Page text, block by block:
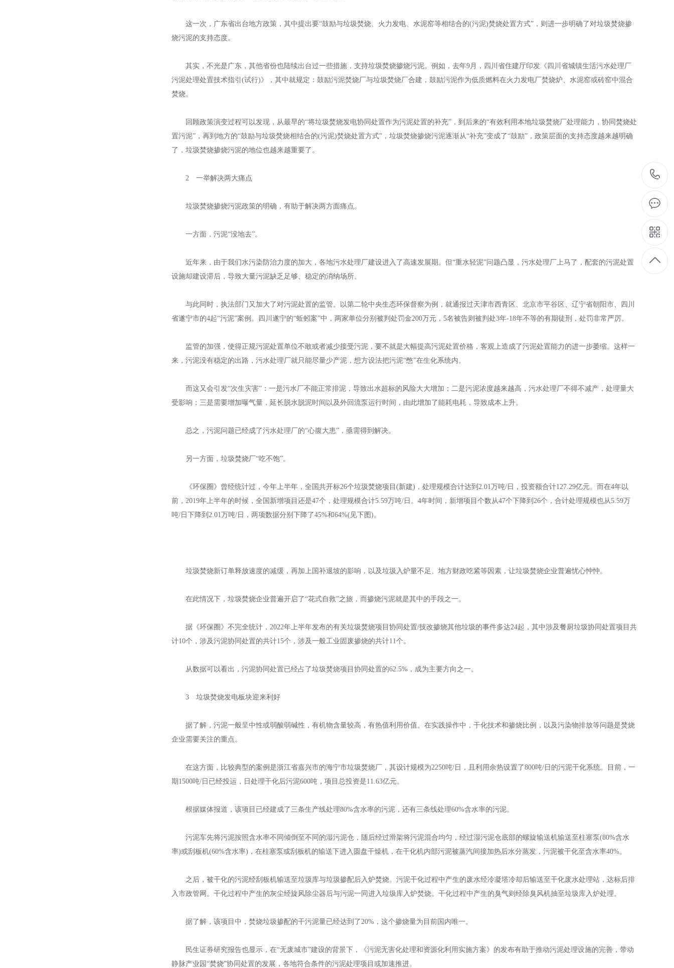
这一次，广东省出台地方政策，其中提出要“鼓励与垃圾焚烧、火力发电、水泥窑等相结合的(污泥)焚烧处置方式”，则进一步明确了对垃圾焚烧掺
烧污泥的支持态度。
其实，不光是广东，其他省份也陆续出台过一些措施，支持垃圾焚烧掺烧污泥。例如，去年9月，四川省住建厅印发《四川省城镇生活污水处理厂
污泥处理处置技术指引(试行)》，其中就规定：鼓励污泥焚烧厂与垃圾焚烧厂合建，鼓励污泥作为低质燃料在火力发电厂焚烧炉、水泥窑或砖窑中混合
焚烧。
回顾政策演变过程可以发现，从最早的“将垃圾焚烧发电协同处置作为污泥处置的补充”，到后来的“有效利用本地垃圾焚烧厂处理能力，协同焚烧处
置污泥”，再到地方的“鼓励与垃圾焚烧相结合的(污泥)焚烧处置方式”，垃圾焚烧掺烧污泥逐渐从“补充”变成了“鼓励”，政策层面的支持态度越来越明确
了，垃圾焚烧掺烧污泥的地位也越来越重要了。
2 一举解决两大痛点
垃圾焚烧掺烧污泥政策的明确，有助于解决两方面痛点。
一方面，污泥“没地去”。
近年来，由于我们水污染防治力度的加大，各地污水处理厂建设进入了高速发展期。但“重水轻泥”问题凸显，污水处理厂上马了，配套的污泥处置
设施却建设滞后，导致大量污泥缺乏足够、稳定的消纳场所。
与此同时，执法部门又加大了对污泥处置的监管。以第二轮中央生态环保督察为例，就通报过天津市西青区、北京市平谷区、辽宁省朝阳市、四川
省遂宁市的4起“污泥”案例。四川遂宁的“蚯蚓案”中，两家单位分别被判处罚金200万元，5名被告则被判处3年-18年不等的有期徒刑，处罚非常严厉。
监管的加强，使得正规污泥处置单位不敢或者减少接受污泥，要不就是大幅提高污泥处置价格，客观上造成了污泥处置能力的进一步萎缩。这样一
来，污泥没有稳定的出路，污水处理厂就只能尽量少产泥，想方设法把污泥“憋”在生化系统内。
而这又会引发“次生灾害”：一是污水厂不能正常排泥，导致出水超标的风险大大增加；二是污泥浓度越来越高，污水处理厂不得不减产，处理量大
受影响；三是需要增加曝气量，延长脱水脱泥时间以及外回流泵运行时间，由此增加了能耗电耗，导致成本上升。
总之，污泥问题已经成了污水处理厂的“心腹大患”，亟需得到解决。
另一方面，垃圾焚烧厂“吃不饱”。
《环保圈》曾经统计过，今年上半年，全国共开标26个垃圾焚烧项目(新建)，处理规模合计达到2.01万吨/日，投资额合计127.29亿元。而在4年以
前，2019年上半年的时候，全国新增项目还是47个，处理规模合计5.59万吨/日。4年时间，新增项目个数从47个下降到26个，合计处理规模也从5.59万
吨/日下降到2.01万吨/日，两项数据分别下降了45%和64%(见下图)。
垃圾焚烧新订单释放速度的减缓，再加上国补退坡的影响，以及垃圾入炉量不足、地方财政吃紧等因素，让垃圾焚烧企业普遍忧心忡忡。
在此情况下，垃圾焚烧企业普遍开启了“花式自救”之旅，而掺烧污泥就是其中的手段之一。
据《环保圈》不完全统计，2022年上半年发布的有关垃圾焚烧项目协同处置/技改掺烧其他垃圾的事件多达24起，其中涉及餐厨垃圾协同处置项目共
计10个，涉及污泥协同处置的共计15个，涉及一般工业固废掺烧的共计11个。
从数据可以看出，污泥协同处置已经占了垃圾焚烧项目协同处置的62.5%，成为主要方向之一。
3 垃圾焚烧发电板块迎来利好
据了解，污泥一般呈中性或弱酸弱碱性，有机物含量较高，有热值利用价值。在实践操作中，干化技术和掺烧比例，以及污染物排放等问题是焚烧
企业需要关注的重点。
在这方面，比较典型的案例是浙江省嘉兴市的海宁市垃圾焚烧厂，其设计规模为2250吨/日，且利用余热设置了800吨/日的污泥干化系统。目前，一
期1500吨/日已经投运，日处理干化后污泥600吨，项目总投资是11.63亿元。
根据媒体报道，该项目已经建成了三条生产线处理80%含水率的污泥，还有三条线处理60%含水率的污泥。
污泥车先将污泥按照含水率不同倾倒至不同的湿污泥仓，随后经过滑架将污泥混合均匀，经过湿污泥仓底部的螺旋输送机输送至柱塞泵(80%含水
率)或刮板机(60%含水率)，在柱塞泵或刮板机的输送下进入圆盘干燥机，在干化机内部污泥被蒸汽间接加热后水分蒸发，污泥被干化至含水率40%。
之后，被干化的污泥经刮板机输送至垃圾库与垃圾掺配后入炉焚烧。污泥干化过程中产生的废水经冷凝塔冷却后输送至干化废水处理站，达标后排
入市政管网。干化过程中产生的灰尘经旋风除尘器后与污泥一同进入垃圾库入炉焚烧。干化过程中产生的臭气则经除臭风机抽至垃圾库入炉处理。
据了解，该项目中，焚烧垃圾掺配的干污泥量已经达到了20%，这个掺烧量为目前国内唯一。
民生证券研究报告也显示，在“无废城市”建设的背景下，《污泥无害化处理和资源化利用实施方案》的发布有助于推动污泥处理设施的完善，带动
静脉产业园“焚烧”协同处置的发展，各地符合条件的污泥处理项目或加速推进。